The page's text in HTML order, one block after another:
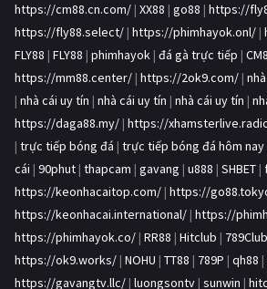
https://cm88.cn.com/ | XX88 | go88 | https://
https://fly88.select/ | https://phimhayok.onl/ |
FLY88 | FLY88 | phimhayok | đá gà trực tiếp |
https://mm88.center/ | https://2ok9.com/ |
| nhà cái uy tín | nhà cái uy tín | nhà cái uy tín |
https://daga88.my/ | https://
| trực tiếp bóng đá | trực tiếp bóng đá hôm nay
cái | 90phut | thapcam | gavang | u888 | SHBET |
https://keonhacaitop.com/ | https://
https://keonhacai.international/ | https://
https://phimhayok.co/ | RR88 | Hitclub | 789Club
https://ok9.works/ | NOHU | TT88 | 789P | qh88 |
https://gavangtv.llc/ | luongsontv | sunwin |